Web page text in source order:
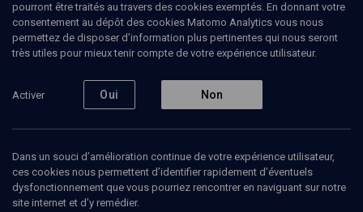
Ajouter J’aime
pourront être traités au travers des cookies exemptés. En donnant votre
consentement au dépôt des cookies Matomo Analytics vous nous
permettez de disposer d’information plus pertinentes qui nous seront
très utiles pour mieux tenir compte de votre expérience utilisateur.
Activer Oui Non
Dans un souci d’amélioration continue de votre expérience utilisateur,
ces cookies nous permettent d’identifier rapidement d’éventuels
dysfonctionnement que vous pourriez rencontrer en naviguant sur notre
site internet et d’y remédier.